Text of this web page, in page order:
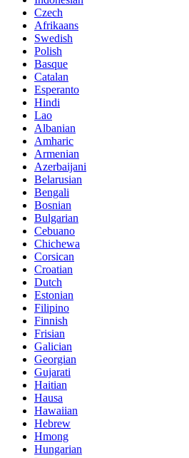
Czech
Afrikaans
Swedish
Polish
Basque
Catalan
Esperanto
Hindi
Lao
Albanian
Amharic
Armenian
Azerbaijani
Belarusian
Bengali
Bosnian
Bulgarian
Cebuano
Chichewa
Corsican
Croatian
Dutch
Estonian
Filipino
Finnish
Frisian
Galician
Georgian
Gujarati
Haitian
Hausa
Hawaiian
Hebrew
Hmong
Hungarian